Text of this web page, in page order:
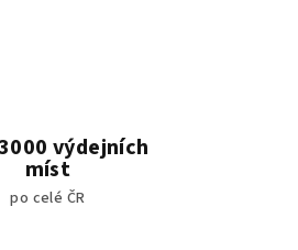
výdejních
míst
po celé ČR